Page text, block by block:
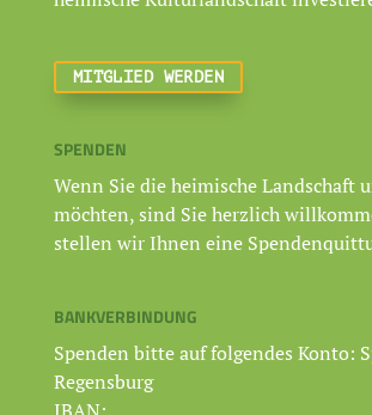
MITGLIED WERDEN
SPENDEN
Wenn Sie die heimische Landschaft
möchten, sind Sie herzlich
stellen wir Ihnen eine
BANKVERBINDUNG
Spenden bitte auf folgendes Konto:
Regensburg